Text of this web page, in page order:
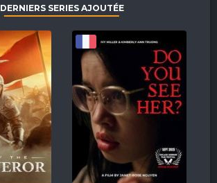
DERNIERS SERIES AJOUTÉE